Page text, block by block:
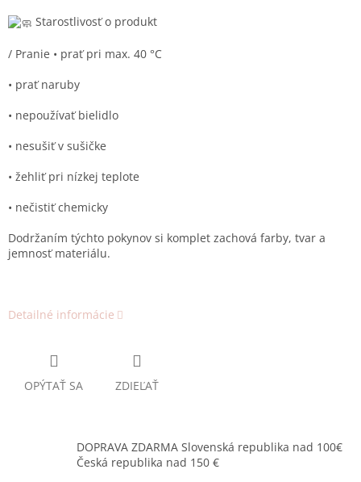
Starostlivosť o produkt
/ Pranie • prať pri max. 40 °C
• prať naruby
• nepoužívať bielidlo
• nesušiť v sušičke
• žehliť pri nízkej teplote
• nečistiť chemicky
Dodržaním týchto pokynov si komplet zachová farby, tvar a
jemnosť materiálu.
Detailné informácie
OPÝTAŤ SA ZDIEĽAŤ
DOPRAVA ZDARMA Slovenská republika nad 100€
Česká republika nad 150 €